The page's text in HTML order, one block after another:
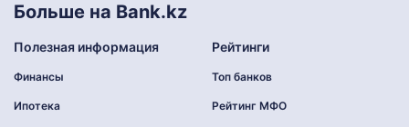
Больше на Bank.kz
Полезная информация
Финансы
Ипотека
Рейтинги
Топ банков
Рейтинг МФО